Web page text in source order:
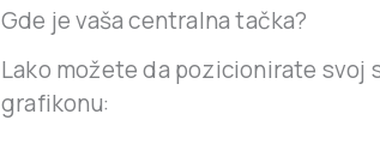
Gde je vaša centralna tačka?
Lako možete da pozicionirate svoj
grafikonu: